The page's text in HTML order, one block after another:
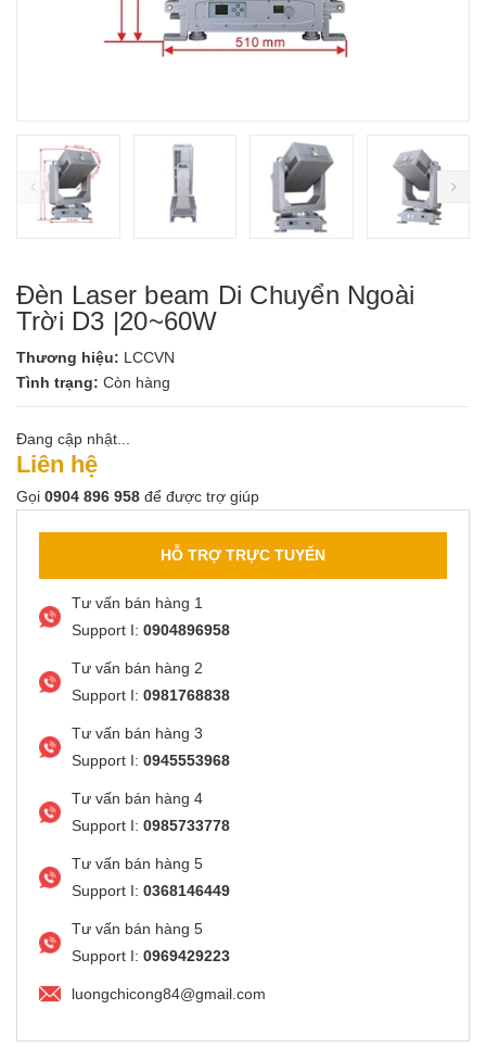
prev
Đèn Laser beam Di Chuyển Ngoài
Trời D3 |20~60W
Thương hiệu: LCCVN
Tình trạng: Còn hàng
Đang cập nhật...
Liên hệ
Gọi 0904 896 958 để được trợ giúp
HỖ TRỢ TRỰC TUYẾN
Tư vấn bán hàng 1
Support I: 0904896958
Tư vấn bán hàng 2
Support I: 0981768838
Tư vấn bán hàng 3
Support I: 0945553968
Tư vấn bán hàng 4
Support I: 0985733778
Tư vấn bán hàng 5
Support I: 0368146449
Tư vấn bán hàng 5
Support I: 0969429223
luongchicong84@gmail.com